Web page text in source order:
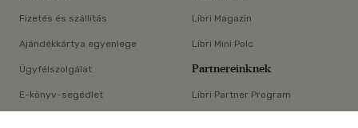
Fizetés és szállítás
Ajándékkártya egyenlege
Ügyfélszolgálat
E-könyv-segédlet
Libri Magazin
Libri Mini Polc
Partnereinknek
Libri Partner Program